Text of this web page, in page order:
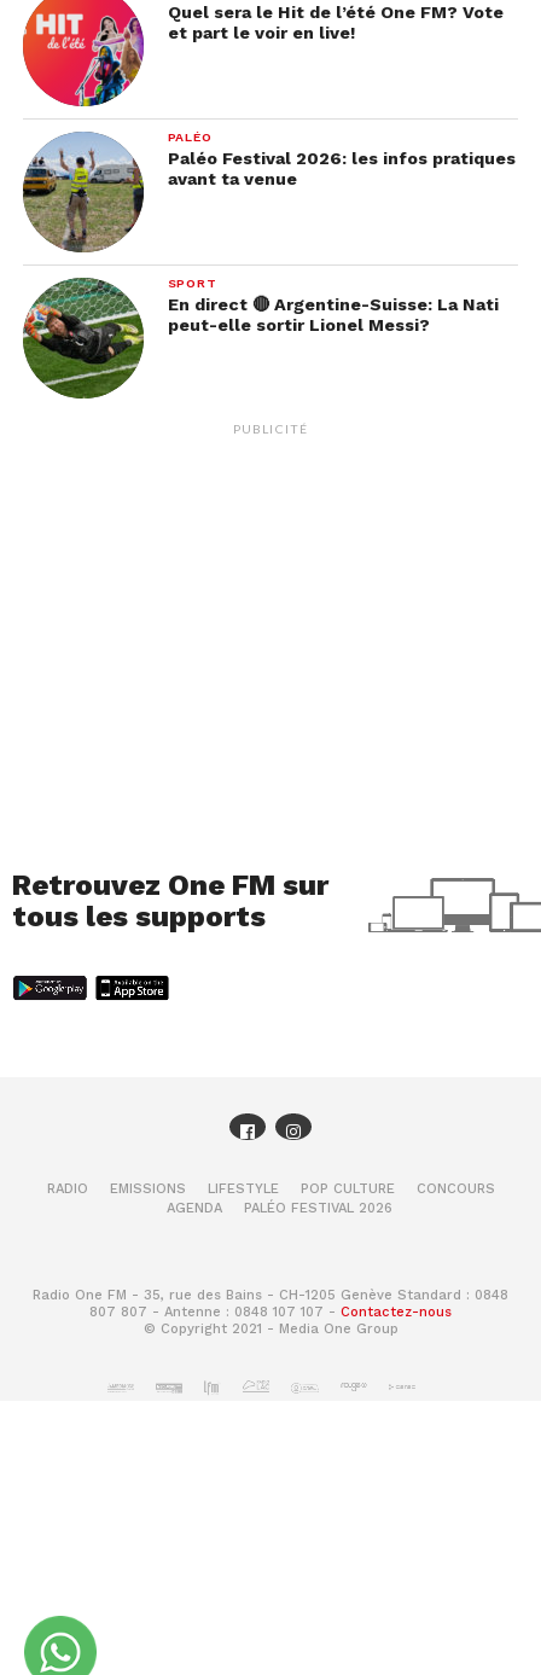
Quel sera le Hit de l’été One FM? Vote
et part le voir en live!
PALÉO
Paléo Festival 2026: les infos pratiques
avant ta venue
SPORT
En direct 🔴 Argentine-Suisse: La Nati
peut-elle sortir Lionel Messi?
PUBLICITÉ
Retrouvez One FM sur
tous les supports
RADIO EMISSIONS LIFESTYLE POP CULTURE
CONCOURS
AGENDA
PALÉO FESTIVAL 2026
Radio One FM - 35, rue des Bains - CH-1205 Genève Standard : 0848
807 807 - Antenne : 0848 107 107 - Contactez-nous
© Copyright 2021 - Media One Group